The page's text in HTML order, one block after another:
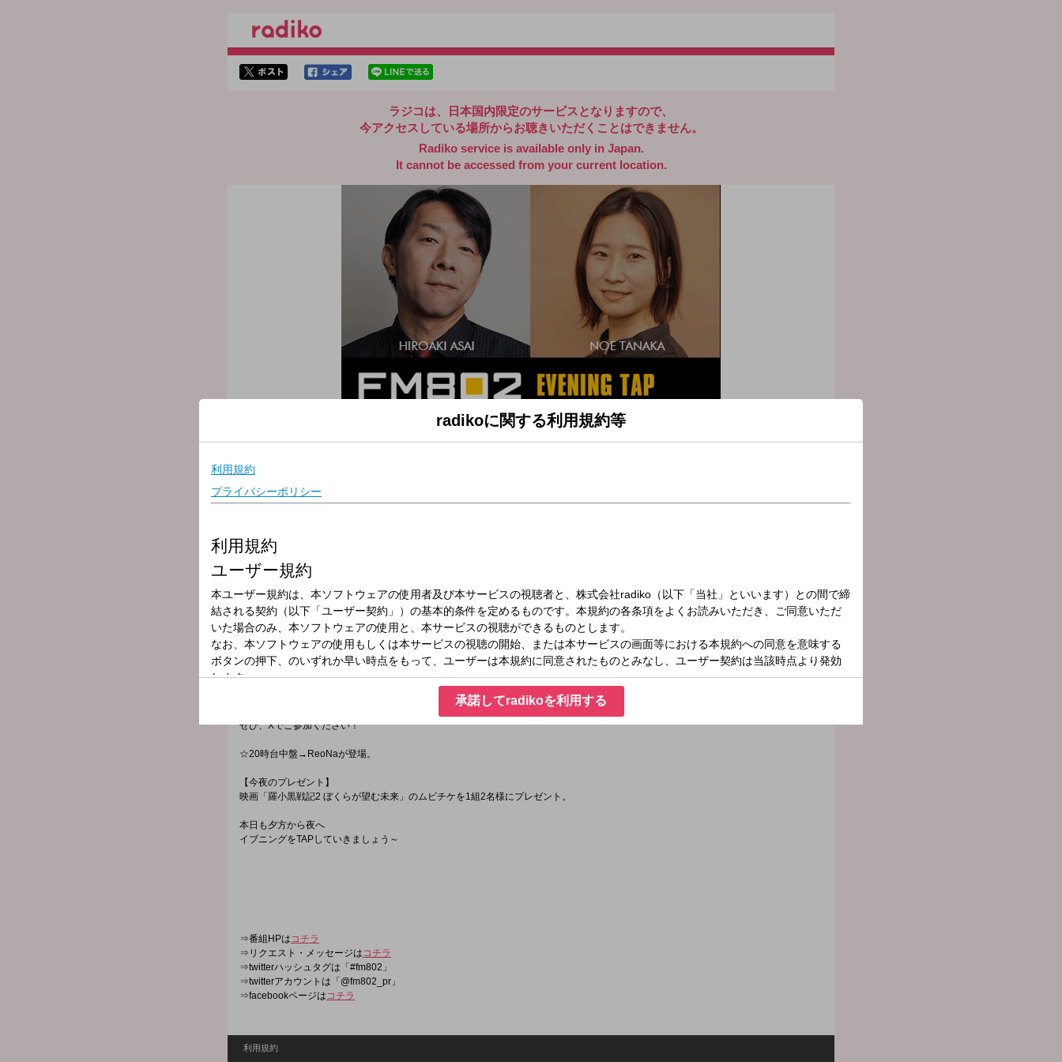
ラジコは、日本国内限定のサービスとなりますので、
今アクセスしている場所からお聴きいただくことはできません。
Radiko service is available only in Japan.
It cannot be accessed from your current location.
放送時間
番組名
EVENING TAP(18時台)
OSAKAのStylishかつFunkyな夜に寄り添う楽曲と情報をお送りする３時間。
【今夜の番組メニュー】
☆19時台中盤→「FEEL THE TAP」
このコーナーでは、毎回アーティストが気分でテーマを一つ選んでトーク、
そしてそのテーマにちなんだ選曲をしてくれます。
今夜は、Sakurashimejiが登場。
☆20時台前半→「TRACK 7」
クイズでアーティストの軌跡を辿るコーナーです。
ぜひ、Xでご参加ください！
☆20時台中盤→ReoNaが登場。
【今夜のプレゼント】
映画「羅小黒戦記2 ぼくらが望む未来」のムビチケを1組2名様にプレゼント。
本日も夕方から夜へ
イブニングをTAPしていきましょう～
⇒番組HPは コチラ
⇒リクエスト・メッセージは コチラ
⇒twitterハッシュタグは「#fm802」
⇒twitterアカウントは「@fm802_pr」
⇒facebookページは コチラ
利用規約
radikoに関する利用規約等
承諾してradikoを利用する